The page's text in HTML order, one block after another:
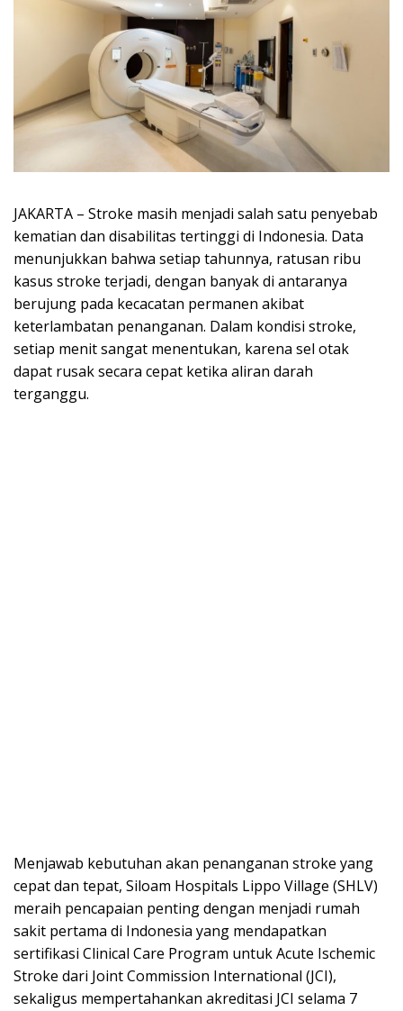
JAKARTA – Stroke masih menjadi salah satu penyebab
kematian dan disabilitas tertinggi di Indonesia. Data
menunjukkan bahwa setiap tahunnya, ratusan ribu
kasus stroke terjadi, dengan banyak di antaranya
berujung pada kecacatan permanen akibat
keterlambatan penanganan. Dalam kondisi stroke,
setiap menit sangat menentukan, karena sel otak
dapat rusak secara cepat ketika aliran darah
terganggu.
Menjawab kebutuhan akan penanganan stroke yang
cepat dan tepat, Siloam Hospitals Lippo Village (SHLV)
meraih pencapaian penting dengan menjadi rumah
sakit pertama di Indonesia yang mendapatkan
sertifikasi Clinical Care Program untuk Acute Ischemic
Stroke dari Joint Commission International (JCI),
sekaligus mempertahankan akreditasi JCI selama 7